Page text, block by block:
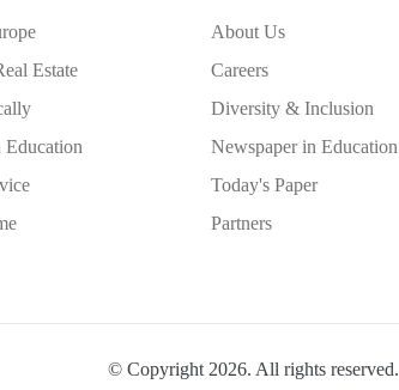
Estate
Education
About Us
Careers
Diversity & Inclusion
Newspaper in Education
Today's Paper
Partners
© Copyright 2026. All rights reserved.